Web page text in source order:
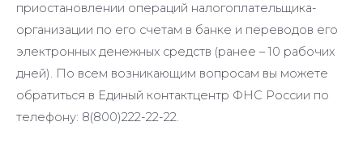
приостановлении операций налогоплательщика-
организации по его счетам в банке и переводов его
электронных денежных средств (ранее – 10 рабочих
дней). По всем возникающим вопросам вы можете
обратиться в Единый контактцентр ФНС России по
телефону: 8(800)222-22-22.